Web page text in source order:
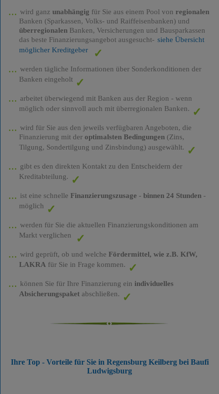
wird ganz unabhängig für Sie aus einem Pool von regionalen
Banken (Sparkassen, Volks- und Raiffeisenbanken) und
überregionalenBanken, Versicherungen und Bausparkassen
das beste Finanzierungsangebot ausgesucht- siehe Übersicht
möglicher Kreditgeber
werden tägliche Informationen über Sonderkonditionen der
Banken eingeholt
arbeitet überwiegend mit Banken aus der Region - wenn
möglich oder sinnvoll auch mit überregionalen Banken.
wird für Sie aus den jeweils verfügbaren Angeboten, die
Finanzierung mit der optimalsten Bedingungen(Zins,
Tilgung, Sondertilgung und Zinsbindung) ausgewählt.
gibt es den direkten Kontakt zu den Entscheidern der
Kreditabteilung.
ist eine schnelle Finanzierungszusage - binnen 24 Stunden-
möglich
werden für Sie die aktuellen Finanzierungskonditionen am
Markt verglichen
wird geprüft, ob und welche Fördermittel, wie z.B. KfW,
LAKRA für Sie in Frage kommen.
können Sie für Ihre Finanzierung ein individuelles
Absicherungspaketabschließen.
Ihre Top - Vorteile für Sie in Regensburg Keilberg bei Baufi
Ludwigsburg